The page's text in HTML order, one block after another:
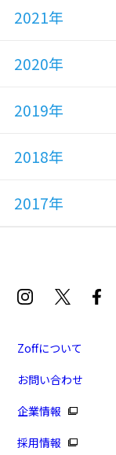
2021年
2020年
2019年
2018年
2017年
Zoffについて
お問い合わせ
企業情報
採用情報